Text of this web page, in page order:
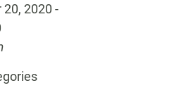
2020 -